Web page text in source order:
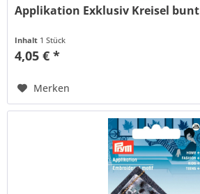
Applikation Exklusiv Kreisel bunt
Inhalt 1 Stück
4,05 € *
Merken